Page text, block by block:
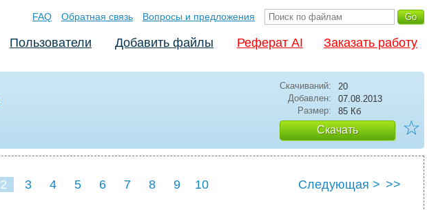
FAQ Обратная связь Вопросы и предложения
Пользователи Добавить файлы Реферат AI Заказать работу
Скачиваний:
20
Добавлен:
07.08.2013
Размер:
85 Кб
Скачать ☆
2 3 4 5 6 7 8 9 10 Следующая > >>